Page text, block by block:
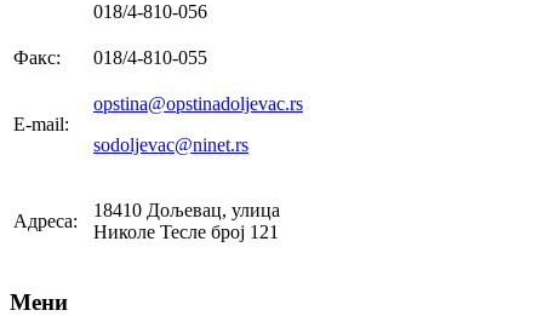
018/4-810-056
Факс: 018/4-810-055
E-mail:
opstina@opstinadoljevac.rs
sodoljevac@ninet.rs
Адреса:
18410 Дољевац, улица
Николе Тесле број 121
Мени